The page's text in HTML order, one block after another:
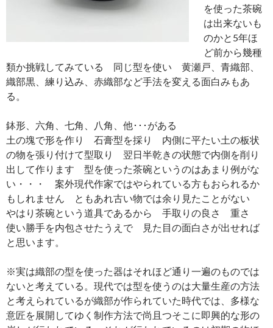
を使った茶碗
は出来ないも
のかと5年ほ
ど前から幾種
類か挑戦してみている 同じ型を使い 黄瀬戸、青織部、
織部黒、練り込み、赤織部など手法を変える面白みもあ
る。
鉢形、六角、七角、八角、他･･･がある
土の塊で形を作り 石膏型を採り 内側に平たい土の板状
の物を張り付けて型取り 翌日半乾きの状態で内側を削り
出して作ります 型を使った茶碗というのはあまり例がな
い・・・ 案外現代作家ではやられている方もおられるか
もしれません ともあれ古い物では余り見たことがない
やはり茶碗という道具であるから 手取りの良さ 重さ
使い勝手を内包させたうえで 見た目の面白さが出せれば
と思います。
※実は織部の型を使った器はそれほど通り一遍のものでは
ないと考えている。現代では型を使うのは大量生産の方法
と考えられているが織部が作られていた時代では、多様な
意匠を展開してゆく制作方法で尚且つそこに即興的な形の